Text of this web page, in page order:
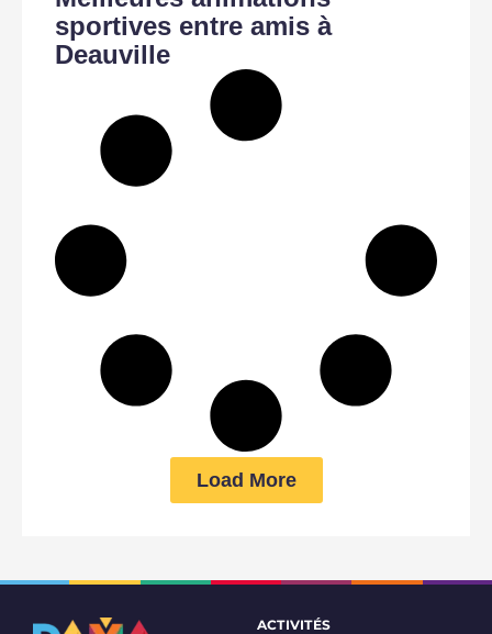
sportives entre amis à
Deauville
Load More
ACTIVITÉS